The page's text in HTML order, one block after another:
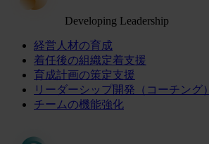
Developing Leadership
経営人材の育成
着任後の組織定着支援
育成計画の策定支援
リーダーシップ開発（コーチング）
チームの機能強化